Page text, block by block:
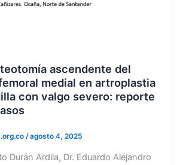
ascendente del
medial en artroplastia
con valgo severo: reporte
/agosto 4, 2025
Durán Ardila, Dr. Eduardo Alejandro